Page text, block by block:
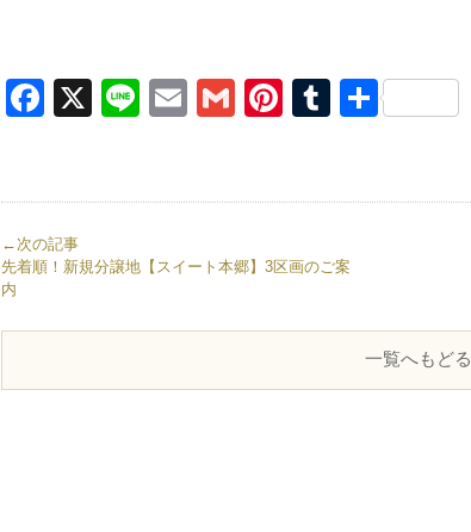
Facebook
X LineEmailGmailPinterest
Tumblr
共
←次の記事
先着順！新規分譲地【スイート本郷】3区画のご案
内
一覧へもどる